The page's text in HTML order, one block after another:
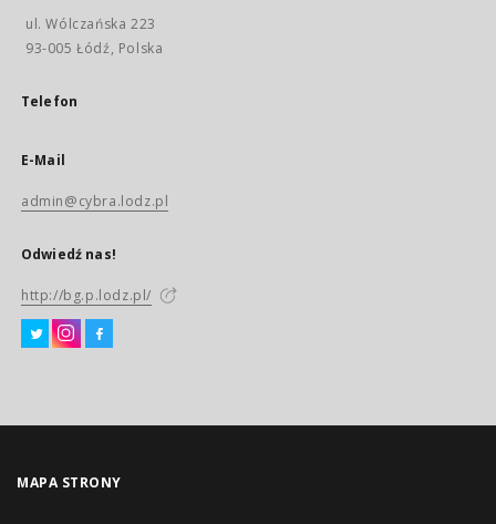
ul. Wólczańska 223
93-005 Łódź, Polska
Telefon
E-Mail
admin@cybra.lodz.pl
Odwiedź nas!
http://bg.p.lodz.pl/
MAPA STRONY